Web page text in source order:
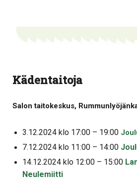
Kädentaitoja
Salon taitokeskus,
3.12.2024 klo 17:00 – 19:00
7.12.2024 klo 11:00 – 14:00
14.12.2024 klo 12:00 – 15:00
Neulemiitti